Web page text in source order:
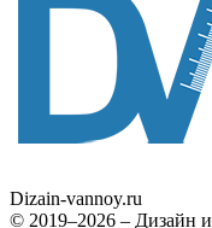
Dizain-vannoy.ru
© 2019–2026 – Дизайн